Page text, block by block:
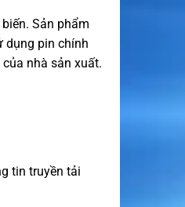
Sản phẩm
dụng pin chính
nhà sản xuất.
tin truyền tải